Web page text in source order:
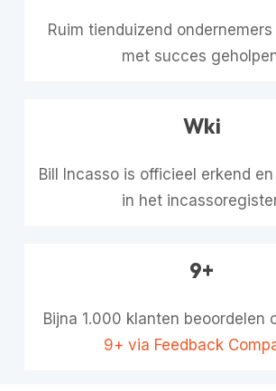
Ruim tienduizend
met succes
Wki
Bill Incasso is officieel erkend
in het
9+
Bijna 1.000 klanten beoordelen
9+ via Feedback